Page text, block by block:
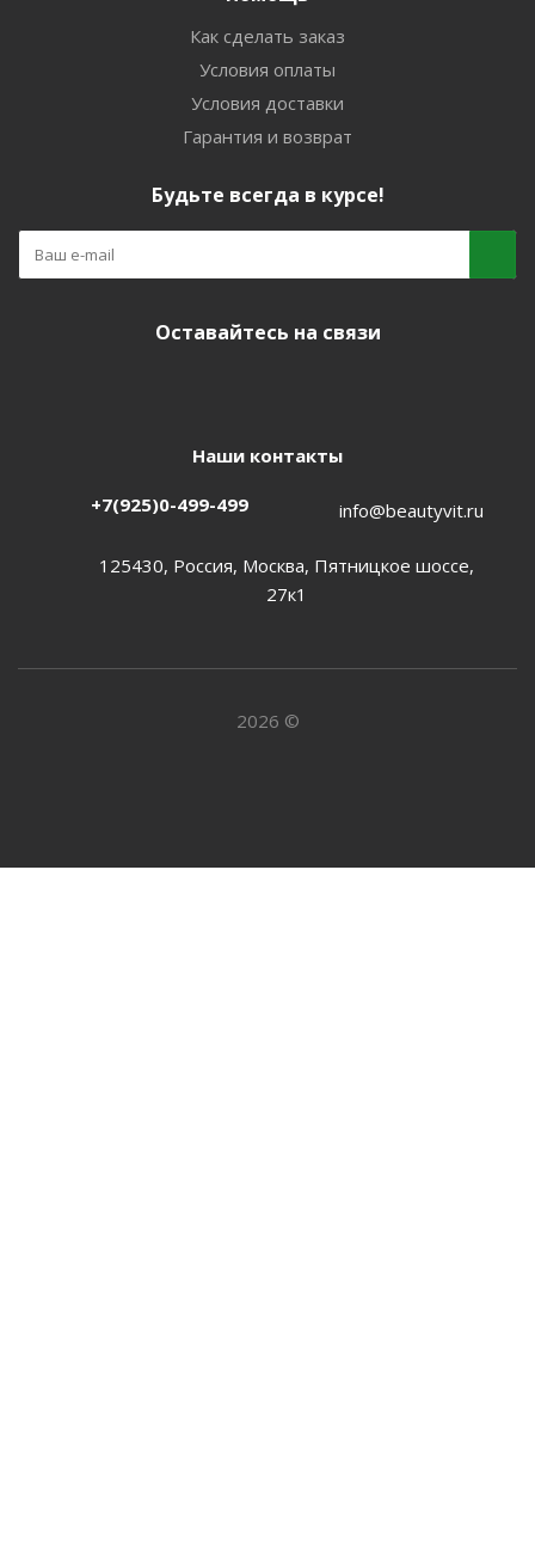
Как сделать заказ
Условия оплаты
Условия доставки
Гарантия и возврат
Будьте всегда в курсе!
Оставайтесь на связи
Наши контакты
+7(925)0-499-499 info@beautyvit.ru
125430, Россия, Москва, Пятницкое шоссе,
27к1
2026 ©